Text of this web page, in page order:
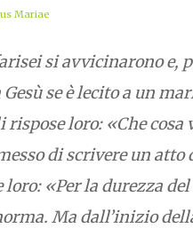
Mariae
si avvicinarono e,
se è lecito a un
loro: «Che cosa
di scrivere un atto
«Per la durezza
Ma dall’inizio